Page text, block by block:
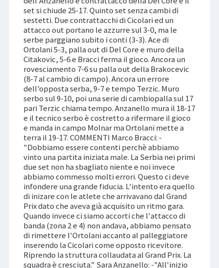
set si chiude 25-17. Quinto set senza cambi di
sestetti. Due contrattacchi di Cicolari ed un
attacco out portano le azzurre sul 3-0, ma le
serbe parggiano subito i conti (3-3). Ace di
Ortolani 5-3, palla out di Del Core e muro della
Citakovic, 5-6 e Bracci ferma il gioco. Ancora un
rovesciamento 7-6 su palla out della Brakocevic
(8-7 al cambio di campo). Ancora un errore
dell’opposta serba, 9-7 e tempo Terzic. Muro
serbo sul 9-10, poi una serie di cambiopalla sul 17
pari Terzic chiama tempo. Anzanello mura il 18-17
e il tecnico serbo è costretto a rifermare il gioco
e manda in campo Molnar ma Ortolani mette a
terra il 19-17. COMMENTI Marco Bracci: -
"Dobbiamo essere contenti perchè abbiamo
vinto una partita iniziata male. La Serbia nei primi
due set non ha sbagliato niente e noi invece
abbiamo commesso molti errori. Questo ci deve
infondere una grande fiducia. L'intento era quello
di inizare con le atlete che arrivavano dal Grand
Prix dato che aveva già acquisito un ritmo gara.
Quando invece ci siamo accorti che l'attacco di
banda (zona 2 e 4) non andava, abbiamo pensato
di rimettere l'Ortolani accanto al palleggiatore
inserendo la Cicolari come opposto ricevitore.
Riprendo la struttura collaudata al Grand Prix. La
squadra è cresciuta." Sara Anzanello: -"All'inizio